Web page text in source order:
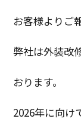
お客様よりご
弊社は外装改
おります。
2026年に向け